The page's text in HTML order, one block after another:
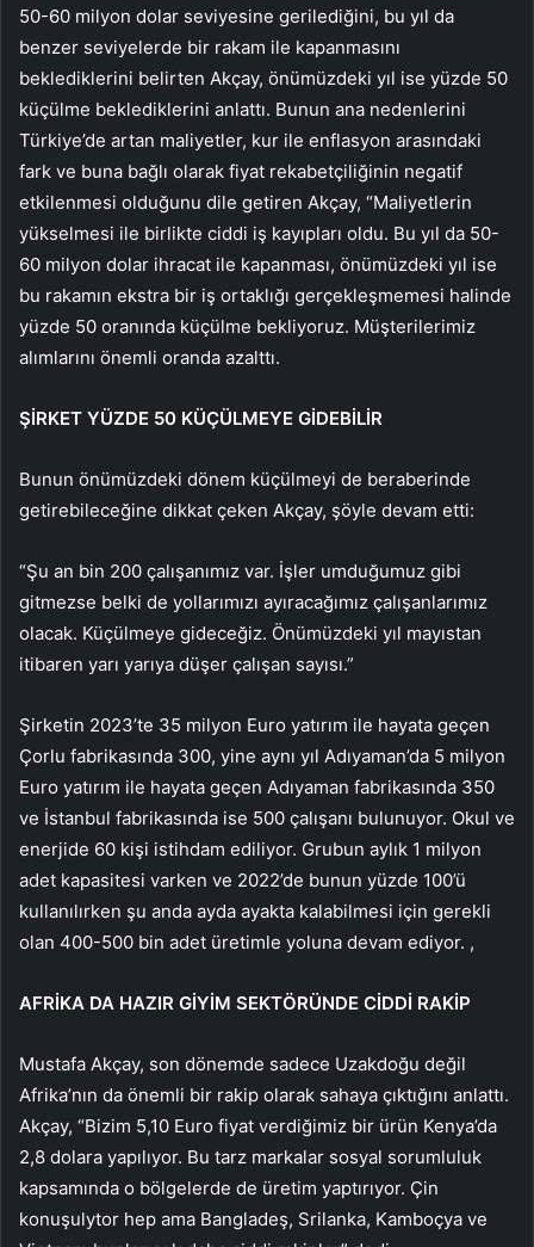
50-60 milyon dolar seviyesine gerilediğini, bu yıl da
benzer seviyelerde bir rakam ile kapanmasını
beklediklerini belirten Akçay, önümüzdeki yıl ise yüzde 50
küçülme beklediklerini anlattı. Bunun ana nedenlerini
Türkiye’de artan maliyetler, kur ile enflasyon arasındaki
fark ve buna bağlı olarak fiyat rekabetçiliğinin negatif
etkilenmesi olduğunu dile getiren Akçay, “Maliyetlerin
yükselmesi ile birlikte ciddi iş kayıpları oldu. Bu yıl da 50-
60 milyon dolar ihracat ile kapanması, önümüzdeki yıl ise
bu rakamın ekstra bir iş ortaklığı gerçekleşmemesi halinde
yüzde 50 oranında küçülme bekliyoruz. Müşterilerimiz
alımlarını önemli oranda azalttı.
ŞİRKET YÜZDE 50 KÜÇÜLMEYE GİDEBİLİR
Bunun önümüzdeki dönem küçülmeyi de beraberinde
getirebileceğine dikkat çeken Akçay, şöyle devam etti:
“Şu an bin 200 çalışanımız var. İşler umduğumuz gibi
gitmezse belki de yollarımızı ayıracağımız çalışanlarımız
olacak. Küçülmeye gideceğiz. Önümüzdeki yıl mayıstan
itibaren yarı yarıya düşer çalışan sayısı.”
Şirketin 2023’te 35 milyon Euro yatırım ile hayata geçen
Çorlu fabrikasında 300, yine aynı yıl Adıyaman’da 5 milyon
Euro yatırım ile hayata geçen Adıyaman fabrikasında 350
ve İstanbul fabrikasında ise 500 çalışanı bulunuyor. Okul ve
enerjide 60 kişi istihdam ediliyor. Grubun aylık 1 milyon
adet kapasitesi varken ve 2022’de bunun yüzde 100’ü
kullanılırken şu anda ayda ayakta kalabilmesi için gerekli
olan 400-500 bin adet üretimle yoluna devam ediyor. ,
AFRİKA DA HAZIR GİYİM SEKTÖRÜNDE CİDDİ RAKİP
Mustafa Akçay, son dönemde sadece Uzakdoğu değil
Afrika’nın da önemli bir rakip olarak sahaya çıktığını anlattı.
Akçay, “Bizim 5,10 Euro fiyat verdiğimiz bir ürün Kenya’da
2,8 dolara yapılıyor. Bu tarz markalar sosyal sorumluluk
kapsamında o bölgelerde de üretim yaptırıyor. Çin
konuşulytor hep ama Bangladeş, Srilanka, Kamboçya ve